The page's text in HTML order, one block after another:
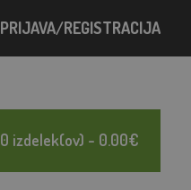
PRIJAVA/REGISTRACIJA
0 izdelek(ov) - 0.00€